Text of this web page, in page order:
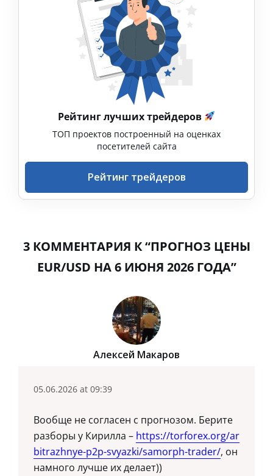
Рейтинг лучших трейдеров
ТОП проектов построенный на оценках
посетителей сайта
Рейтинг трейдеров
3 КОММЕНТАРИЯ К “ПРОГНОЗ ЦЕНЫ
EUR/USD НА 6 ИЮНЯ 2026 ГОДА”
Алексей Макаров
05.06.2026 at 09:39
Вообще не согласен с прогнозом. Берите
разборы у Кирилла – https://torforex.org/ar
bitrazhnye-p2p-svyazki/samorph-trader/, он
намного лучше их делает))